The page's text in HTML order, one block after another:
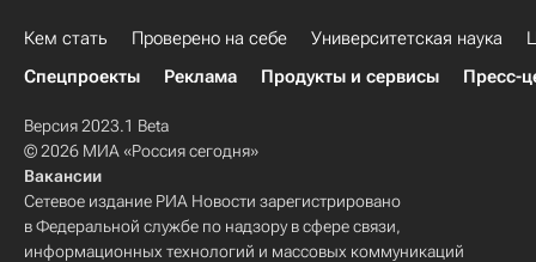
Кем стать Проверено на себе Университетская наука
Спецпроекты
Реклама Продукты и сервисы Пресс-
Версия 2023.1 Beta
© 2026 МИА «Россия сегодня»
Вакансии
Сетевое издание РИА Новости зарегистрировано
в Федеральной службе по надзору в сфере связи,
информационных технологий и массовых коммуникаций